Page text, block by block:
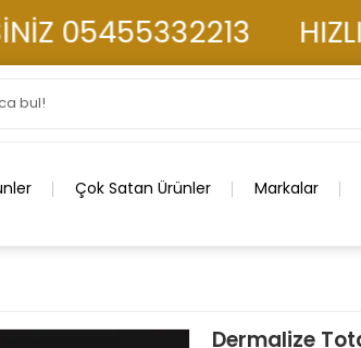
05455332213 HIZLI
Çok Satan Ürünler Markalar
Dermalize